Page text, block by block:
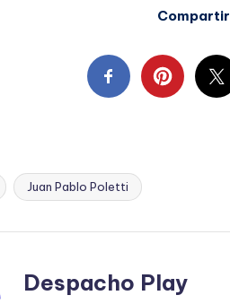
Compartir
Juan Pablo Poletti
Despacho Play